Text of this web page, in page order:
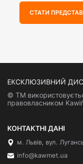
СТАТИ
ЕКСКЛЮЗИВНИЙ
© ТМ
правовласником
КОНТАКТНІ ДАНІ
м. Львів, вул.
info@kawmet.ua